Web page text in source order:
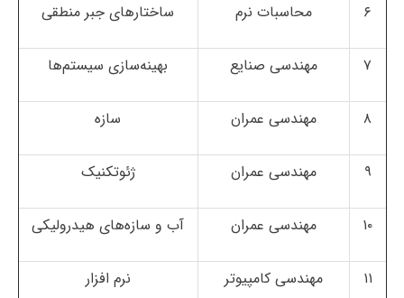
۶ محاسبات نرم ساختارهای جبر منطقی
۷ مهندسی صنایع بهینه‌سازی سیستم‌ها
۸ مهندسی عمران سازه
۹ مهندسی عمران ژئوتکنیک
۱۰ مهندسی عمران آب و سازه‌های هیدرولیکی
۱۱ مهندسی کامپیوتر نرم افزار